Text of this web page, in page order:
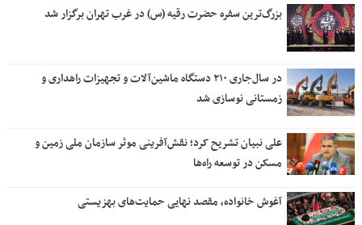
بزرگ‌ترین سفره حضرت رقیه (س) در غرب تهران برگزار شد
در سال‌جاری ۲۱۰ دستگاه ماشین‌آلات و تجهیزات راهداری و
زمستانی نوسازی شد
علی نبیان تشریح کرد؛ نقش‌آفرینی موثر سازمان ملی زمین و
مسکن در توسعه راه‌ها
آغوش خانواده، مقصد نهایی حمایت‌های بهزیستی